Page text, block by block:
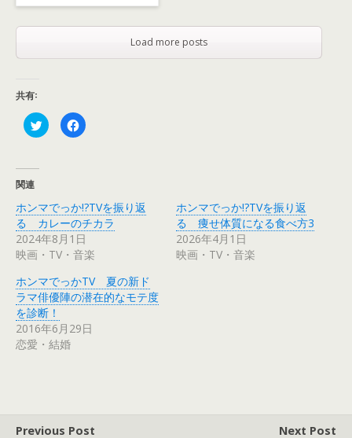
Load more posts
共有:
ク
リ
t
t
e
r
で
共
新
し
い
ウ
ィ
ン
ド
ウ
F
a
共
有
す
る
に
は
ク
ッ
ク
し
だ
ウ
関連
ホンマでっか!?TVを振り返
る カレーのチカラ
2024年8月1日
映画・TV・音楽
ホンマでっか!?TVを振り返
る 痩せ体質になる食べ方3
2026年4月1日
映画・TV・音楽
ホンマでっかTV 夏の新ド
ラマ俳優陣の潜在的なモテ度
を診断！
2016年6月29日
恋愛・結婚
Previous Post
Next Post